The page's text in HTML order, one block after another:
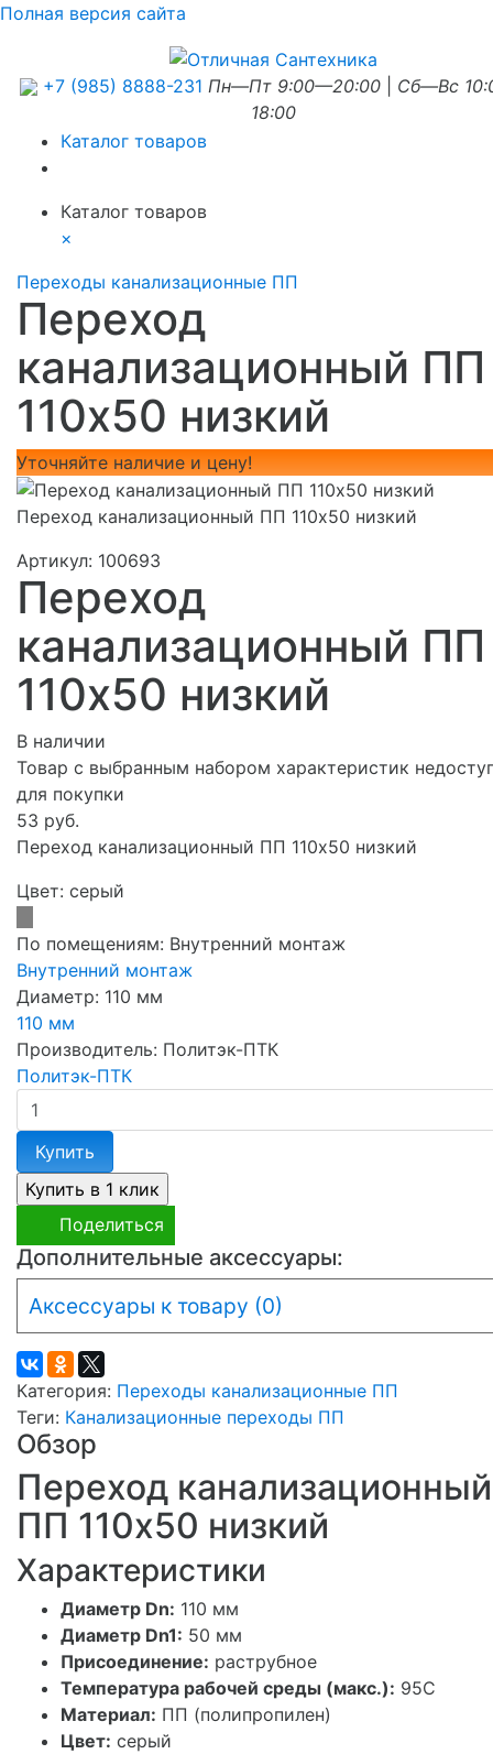
Полная версия сайта
+7 (985) 8888-231 Пн—Пт 9:00—20:00
Сб—Вс
18:00
Каталог товаров
Каталог товаров
×
Переходы канализационные ПП
Переход
канализационный ПП
110х50 низкий
Уточняйте наличие и цену!
Переход канализационный ПП 110х50 низкий
Артикул: 100693
Переход
канализационный ПП
110х50 низкий
В наличии
Товар с выбранным набором характеристик
для покупки
53 руб.
Переход канализационный ПП 110х50 низкий
Цвет: серый
По помещениям: Внутренний монтаж
Внутренний монтаж
Диаметр: 110 мм
110 мм
Производитель: Политэк-ПТК
Политэк-ПТК
Купить
Поделиться
Дополнительные аксессуары:
Аксессуары к товару (0)
Категория: Переходы канализационные ПП
Теги: Канализационные переходы ПП
Обзор
Переход канализационный
ПП 110х50 низкий
Характеристики
Диаметр Dn: 110 мм
Диаметр Dn1: 50 мм
Присоединение: раструбное
Температура рабочей среды (макс.): 95С
Материал: ПП (полипропилен)
Цвет: серый